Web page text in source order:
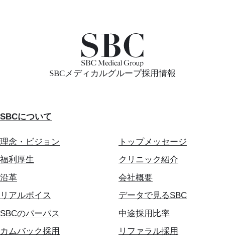
SBCメディカルグループ採用情報
SBCについて
理念・ビジョン
トップメッセージ
福利厚生
クリニック紹介
沿革
会社概要
リアルボイス
データで見るSBC
SBCのパーパス
中途採用比率
カムバック採用
リファラル採用